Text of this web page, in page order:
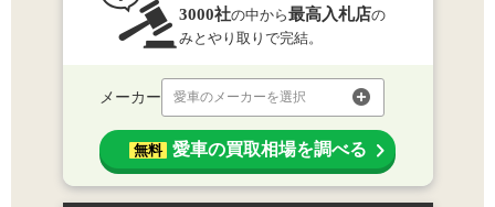
3000社の中から最高入札店の
みとやり取りで完結。
メーカー 愛車のメーカーを選択
無料 愛車の買取相場を調べる